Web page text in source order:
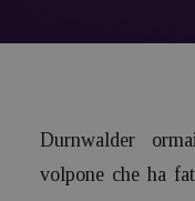
Durnwalder
volpone che ha